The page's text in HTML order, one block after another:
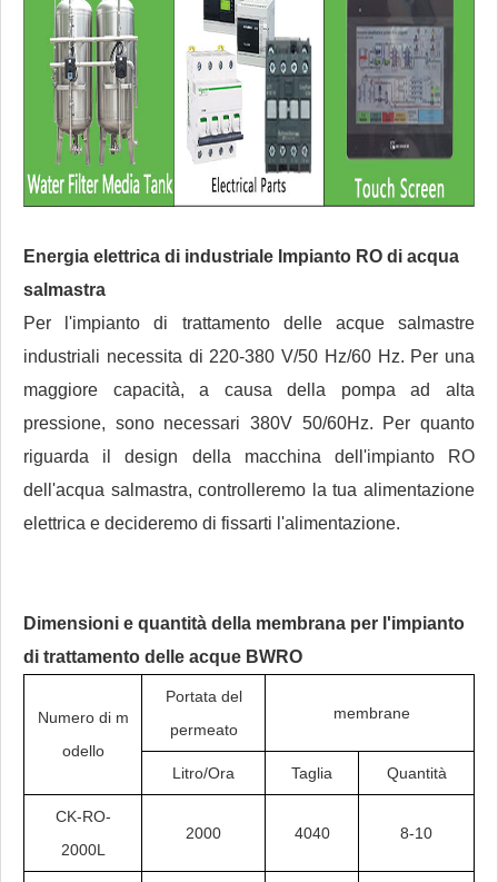
Energia elettrica di industriale Impianto RO di acqua
salmastra
Per l'impianto di trattamento delle acque salmastre
industriali necessita di 220-380 V/50 Hz/60 Hz. Per una
maggiore capacità, a causa della pompa ad alta
pressione, sono necessari 380V 50/60Hz. Per quanto
riguarda il design della macchina dell'impianto RO
dell'acqua salmastra, controlleremo la tua alimentazione
elettrica e decideremo di fissarti l'alimentazione.
Dimensioni e quantità della membrana per l'impianto
di trattamento delle acque BWRO
Numero di m
odello
Portata del
permeato
membrane
Litro/Ora Taglia Quantità
CK-RO-
2000L
2000 4040 8-10